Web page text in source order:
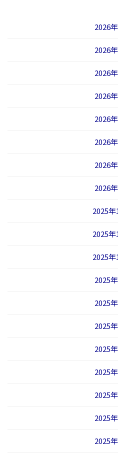
2026
2026
2026
2026
2026
2026
2026
2026
2025年
2025年
2025年
2025
2025
2025
2025
2025
2025
2025
2025